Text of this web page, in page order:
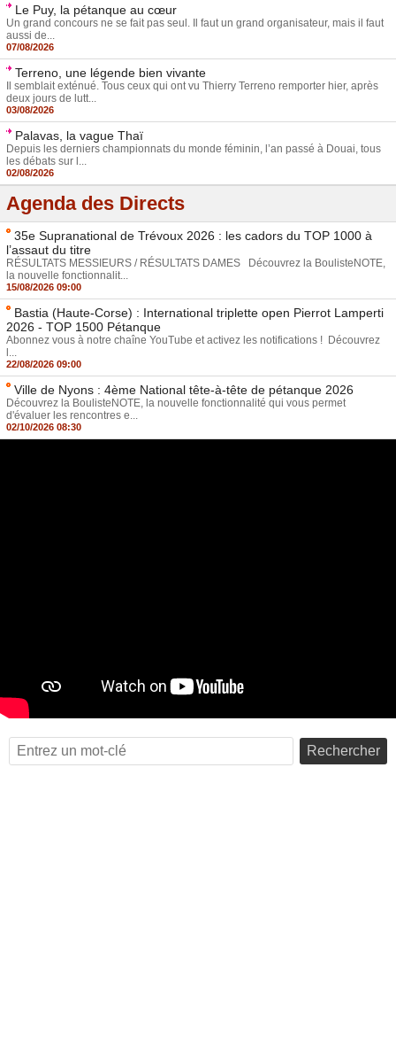
Le Puy, la pétanque au cœur
Un grand concours ne se fait pas seul. Il faut un grand organisateur, mais il faut
aussi de...
07/08/2026
Terreno, une légende bien vivante
Il semblait exténué. Tous ceux qui ont vu Thierry Terreno remporter hier, après
deux jours de lutt...
03/08/2026
Palavas, la vague Thaï
Depuis les derniers championnats du monde féminin, l’an passé à Douai, tous
les débats sur l...
02/08/2026
Agenda des Directs
35e Supranational de Trévoux 2026 : les cadors du TOP 1000 à
l’assaut du titre
RÉSULTATS MESSIEURS / RÉSULTATS DAMES Découvrez la BoulisteNOTE,
la nouvelle fonctionnalit...
15/08/2026 09:00
Bastia (Haute-Corse) : International triplette open Pierrot Lamperti
2026 - TOP 1500 Pétanque
Abonnez vous à notre chaîne YouTube et activez les notifications ! Découvrez
l...
22/08/2026 09:00
Ville de Nyons : 4ème National tête-à-tête de pétanque 2026
Découvrez la BoulisteNOTE, la nouvelle fonctionnalité qui vous permet
d'évaluer les rencontres e...
02/10/2026 08:30
Rechercher